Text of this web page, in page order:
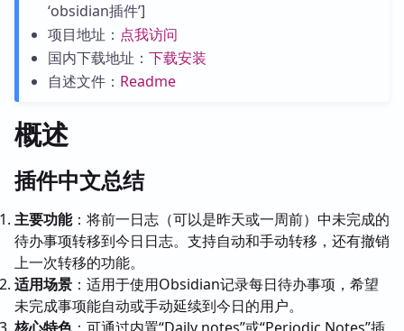
‘obsidian插件’]
项目地址： 点我访问
国内下载地址： 下载安装
自述文件： Readme
概述
插件中文总结
主要功能：将前一日志（可以是昨天或一周前）中未完成的
待办事项转移到今日日志。支持自动和手动转移，还有撤销
上一次转移的功能。
适用场景 ：适用于使用Obsidian记录每日待办事项，希望
未完成事项能自动或手动延续到今日的用户。